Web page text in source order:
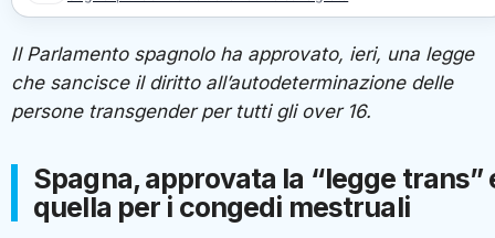
Il Parlamento spagnolo ha approvato, ieri, una legge
che sancisce il diritto all’autodeterminazione delle
persone transgender per tutti gli over 16.
Spagna, approvata la “legge trans”
quella per i congedi mestruali